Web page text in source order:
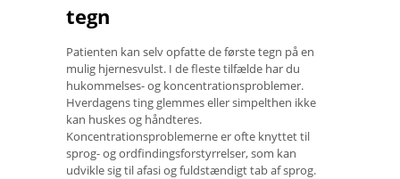
tegn
Patienten kan selv opfatte de første tegn på en
mulig hjernesvulst. I de fleste tilfælde har du
hukommelses- og koncentrationsproblemer.
Hverdagens ting glemmes eller simpelthen ikke
kan huskes og håndteres.
Koncentrationsproblemerne er ofte knyttet til
sprog- og ordfindingsforstyrrelser, som kan
udvikle sig til afasi og fuldstændigt tab af sprog.